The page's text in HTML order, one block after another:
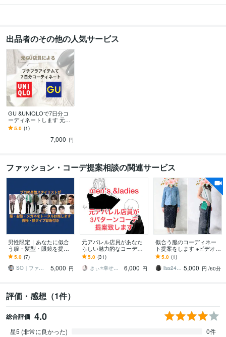
出品者のその他の人気サービス
GU &UNIQLOで7日分コ
ーディネートします 元GU
店員がプチプラアイテム
を使ってコーディネート
5.0 (1)
7,000 円
ファッション・コーデ提案相談の関連サービス
男性限定｜あなたに似合
う服・髪型・眼鏡を提案
します 写真を送るだけで
「似合う」を知れる新サ
ービス
5.0 (7)
SO｜ファッションスタイリスト
5,000 円
元アパレル店員があなた
らしい魅力的なコーデ致
します ワンパターンから
抜け出して、憧れの存在
になりませんか？
5.0 (31)
きぃ⭐️幸せを呼び込むふわっと女神⭐️
6,000 円
似合う服のコーディネー
ト提案をします ※ビデオを
希望しない方もこちらか
らご相談ください
5.0 (1)
liss2412 5,000 円 /60分
評価・感想（1件）
総合評価 4.0
星5 (非常に良かった)
0件